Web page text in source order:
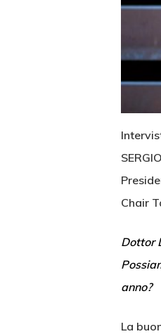
Chair
Dottor
anno?
La